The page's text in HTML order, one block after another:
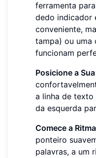
ferramenta
dedo indicador
conveniente,
tampa) ou uma
funcionam
Posicione a
a linha de texto
da esquerda
Comece a
ponteiro
palavras, a um